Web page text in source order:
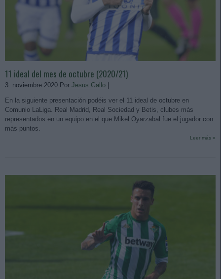
11 ideal del mes de octubre (2020/21)
3. noviembre 2020 Por Jesus Gallo
En la siguiente presentación podéis ver el 11 ideal de octubre en
Comunio LaLiga. Real Madrid, Real Sociedad y Betis, clubes más
representados en un equipo en el que Mikel Oyarzabal fue el jugador con
más puntos.
Leer más »